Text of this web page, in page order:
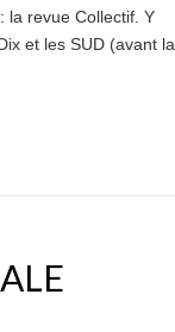
la revue Collectif. Y
et les SUD (avant la